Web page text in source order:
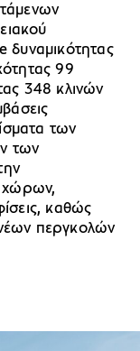
δυναμικότητας
99
348 κλινών
των
των
χώρων,
καθώς
περγκολών